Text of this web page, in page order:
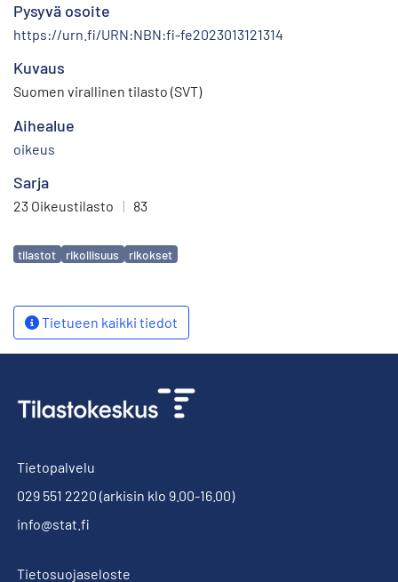
Pysyvä osoite
https://urn.fi/URN:NBN:fi-fe2023013121314
Kuvaus
Suomen virallinen tilasto (SVT)
Aihealue
oikeus
Sarja
23 Oikeustilasto | 83
Avainsanat
tilastot rikollisuus rikokset
Tietueen kaikki tiedot
Tietopalvelu
029 551 2220 (arkisin klo 9.00-16.00)
info@stat.fi
Tietosuojaseloste